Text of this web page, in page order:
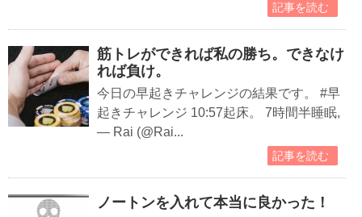
記事を読む
筋トレができれば私の勝ち。できなけ
れば負け。
今日の早起きチャレンジの結果です。 #早
起きチャレンジ 10:57起床。 7時間半睡眠,
— Rai (@Rai...
記事を読む
ノートンを入れて本当に良かった！